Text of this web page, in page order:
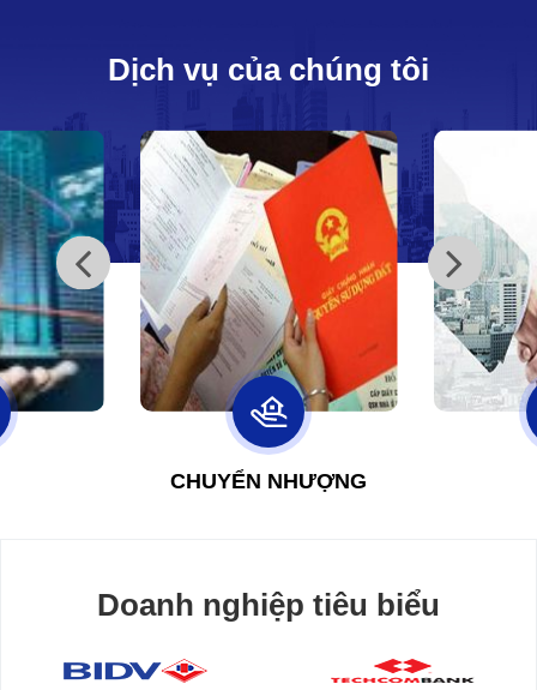
Dịch vụ của chúng tôi
CHUYỂN NHƯỢNG
Doanh nghiệp tiêu biểu